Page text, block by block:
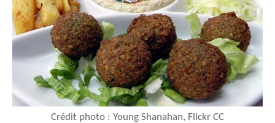
Crédit photo : Young Shanahan, Flickr CC